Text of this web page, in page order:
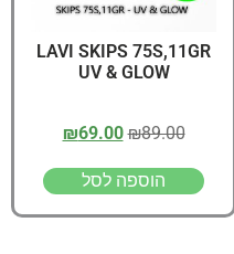
LAVI SKIPS 75S,11GR
UV & GLOW
₪89.00
₪69.00
הוספה לסל